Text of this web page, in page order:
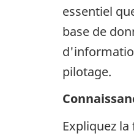
essentiel
base de
pilotage.
Expliquez